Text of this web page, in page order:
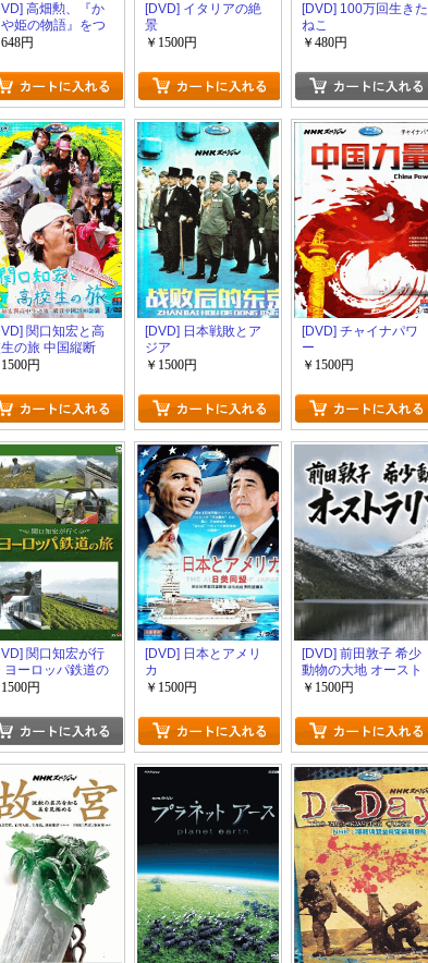
高畑勲、『か
や姫の物語』をつ
る。~ジブリ第7ス
648円
[DVD] イタリアの絶
景
￥1500円
[DVD] 100万回生きた
ねこ
￥480円
関口知宏と高
の旅 中国縦断
1500円
[DVD] 日本戦敗とア
ジア
￥1500円
[DVD] チャイナパワ
ー
￥1500円
関口知宏が行
ヨーロッパ鉄道の
1500円
[DVD] 日本とアメリ
カ
￥1500円
[DVD] 前田敦子 希少
動物の大地 オースト
ラリアをゆく
￥1500円